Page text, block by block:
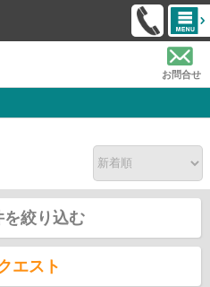
お問合せ
を絞り込む
エスト